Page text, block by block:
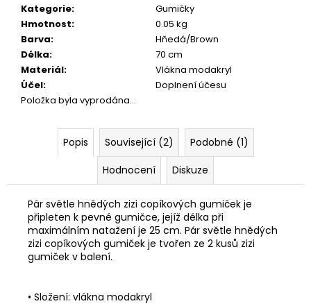
Kategorie:
Gumičky
Hmotnost:
0.05 kg
Barva:
Hňedá/Brown
Délka:
70 cm
Materiál:
Vlákna modakryl
Účel:
Doplnení účesu
Položka byla vyprodána…
Popis Související (2)
Podobné (1)
Hodnocení
Diskuze
Pár světle hnědých zizi copíkových gumiček je
připleten k pevné gumičce, jejíž délka při
maximálním natažení je 25 cm. Pár světle hnědých
zizi copíkových gumiček je tvořen ze 2 kusů zizi
gumiček v balení.
• Složení: vlákna modakryl